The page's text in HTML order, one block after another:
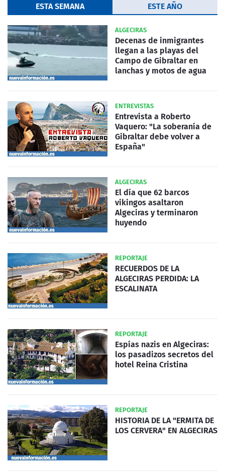
ESTA SEMANA ESTE AÑO
ALGECIRAS
Decenas de inmigrantes
llegan a las playas del
Campo de Gibraltar en
lanchas y motos de agua
ENTREVISTAS
Entrevista a Roberto
Vaquero: "La soberanía de
Gibraltar debe volver a
España"
ALGECIRAS
El día que 62 barcos
vikingos asaltaron
Algeciras y terminaron
huyendo
REPORTAJE
RECUERDOS DE LA
ALGECIRAS PERDIDA: LA
ESCALINATA
REPORTAJE
Espías nazis en Algeciras:
los pasadizos secretos del
hotel Reina Cristina
REPORTAJE
HISTORIA DE LA "ERMITA DE
LOS CERVERA" EN ALGECIRAS